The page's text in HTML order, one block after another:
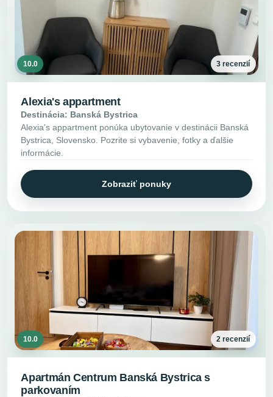
10.0 3 recenzií
Alexia's appartment
Destinácia: Banská Bystrica
Alexia's appartment ponúka ubytovanie v destinácii Banská
Bystrica, Slovensko. Pozrite si vybavenie, fotky a ďalšie
informácie.
Zobraziť ponuky
10.0 2 recenzií
Apartmán Centrum Banská Bystrica s
parkovaním